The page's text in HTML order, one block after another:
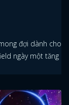
đợi dành cho
ngày một tăng